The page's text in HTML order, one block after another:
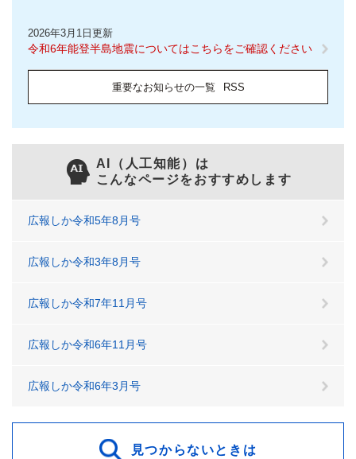
2026年3月1日更新
令和6年能登半島地震についてはこちらをご確認ください
重要なお知らせの一覧 RSS
AI（人工知能）は
こんなページをおすすめします
広報しか令和5年8月号
広報しか令和3年8月号
広報しか令和7年11月号
広報しか令和6年11月号
広報しか令和6年3月号
見つからないときは